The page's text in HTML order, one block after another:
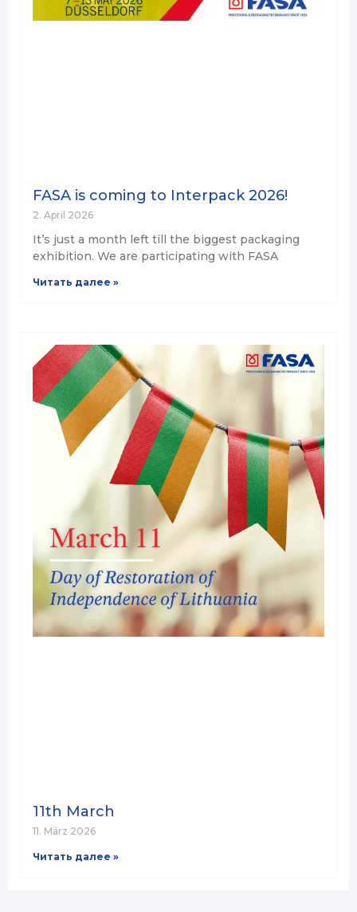
FASA is coming to Interpack 2026!
2. April 2026
It’s just a month left till the biggest packaging
exhibition. We are participating with FASA
Читать далее »
11th March
11. März 2026
Читать далее »